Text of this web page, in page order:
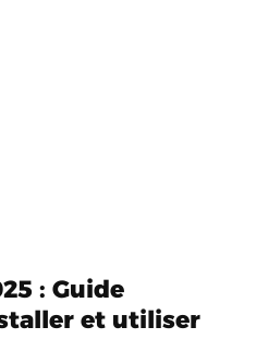
: Guide
et utiliser